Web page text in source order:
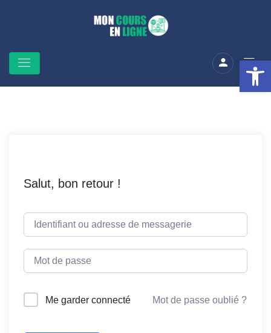
Salut, bon retour !
Me garder connecté Mot de passe oublié ?